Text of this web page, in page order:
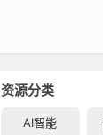
资源分类
AI智能